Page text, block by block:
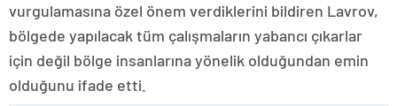
vurgulamasına özel önem verdiklerini bildiren Lavrov,
bölgede yapılacak tüm çalışmaların yabancı çıkarlar
için değil bölge insanlarına yönelik olduğundan emin
olduğunu ifade etti.